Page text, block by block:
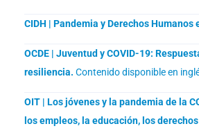
CIDH | Pandemia y Derechos Humanos
OCDE | Juventud y COVID-19:
resiliencia. Contenido disponible en
OIT | Los jóvenes y la pandemia de la
los empleos, la educación, los